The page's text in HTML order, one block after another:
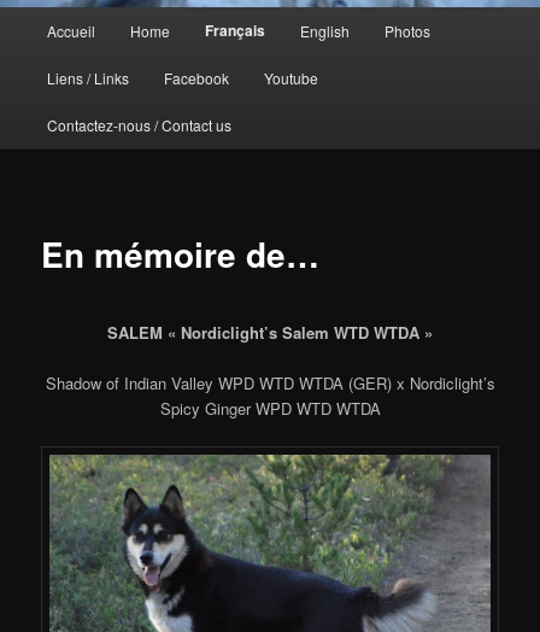
principal
Accueil Home Français English Photos
Liens / Links Facebook Youtube
Contactez-nous / Contact us
En mémoire de…
SALEM « Nordiclight’s Salem WTD WTDA »
Shadow of Indian Valley WPD WTD WTDA (GER) x Nordiclight’s
Spicy Ginger WPD WTD WTDA